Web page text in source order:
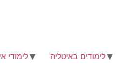
לימודים באיטליה לימודי